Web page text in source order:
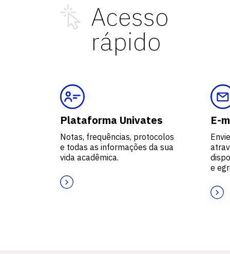
Acesso
rápido
Plataforma Univates
Notas, frequências, protocolos
e todas as informações da sua
vida acadêmica.
E-
e